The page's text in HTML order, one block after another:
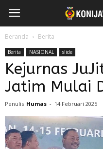
Beranda Berita
Berita NASIONAL slide
Kejurnas
Jatim Mulai
Penulis Humas - 14 Februari 2025